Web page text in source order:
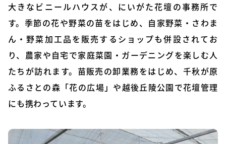
大きなビニールハウスが、にいがた花壇の事務所で
す。季節の花や野菜の苗をはじめ、自家野菜・さわま
ん・野菜加工品を販売するショップも併設されてお
り、農家や自宅で家庭菜園・ガーデニングを楽しむ人
たちが訪れます。苗販売の卸業務をはじめ、千秋が原
ふるさとの森「花の広場」や越後丘陵公園で花壇管理
にも携わっています。